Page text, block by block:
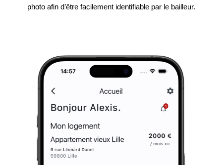
photo afin d’être facilement identifiable par le bailleur.